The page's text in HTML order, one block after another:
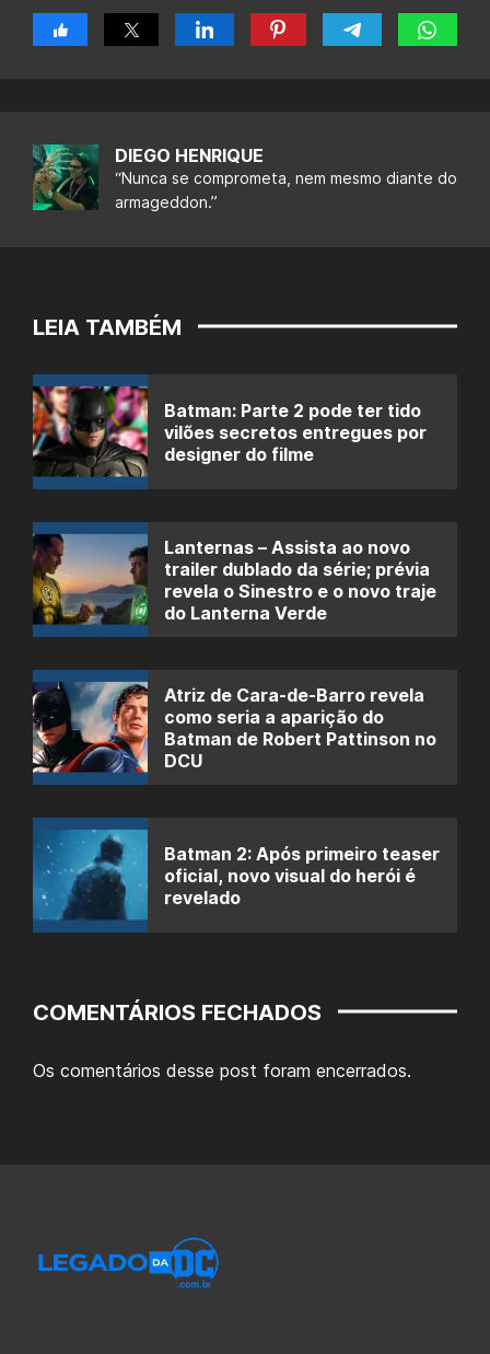
DIEGO HENRIQUE
“Nunca se comprometa, nem mesmo diante do
armageddon.”
LEIA TAMBÉM
Batman: Parte 2 pode ter tido
vilões secretos entregues por
designer do filme
Lanternas – Assista ao novo
trailer dublado da série; prévia
revela o Sinestro e o novo traje
do Lanterna Verde
Atriz de Cara-de-Barro revela
como seria a aparição do
Batman de Robert Pattinson no
DCU
Batman 2: Após primeiro teaser
oficial, novo visual do herói é
revelado
COMENTÁRIOS FECHADOS
Os comentários desse post foram encerrados.